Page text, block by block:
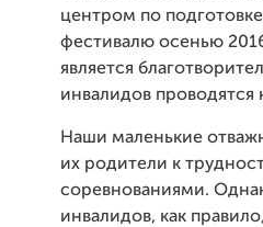
центром по
фестивалю осенью
является
инвалидов проводятся
Наши маленькие
их родители к
соревнованиями.
инвалидов, как